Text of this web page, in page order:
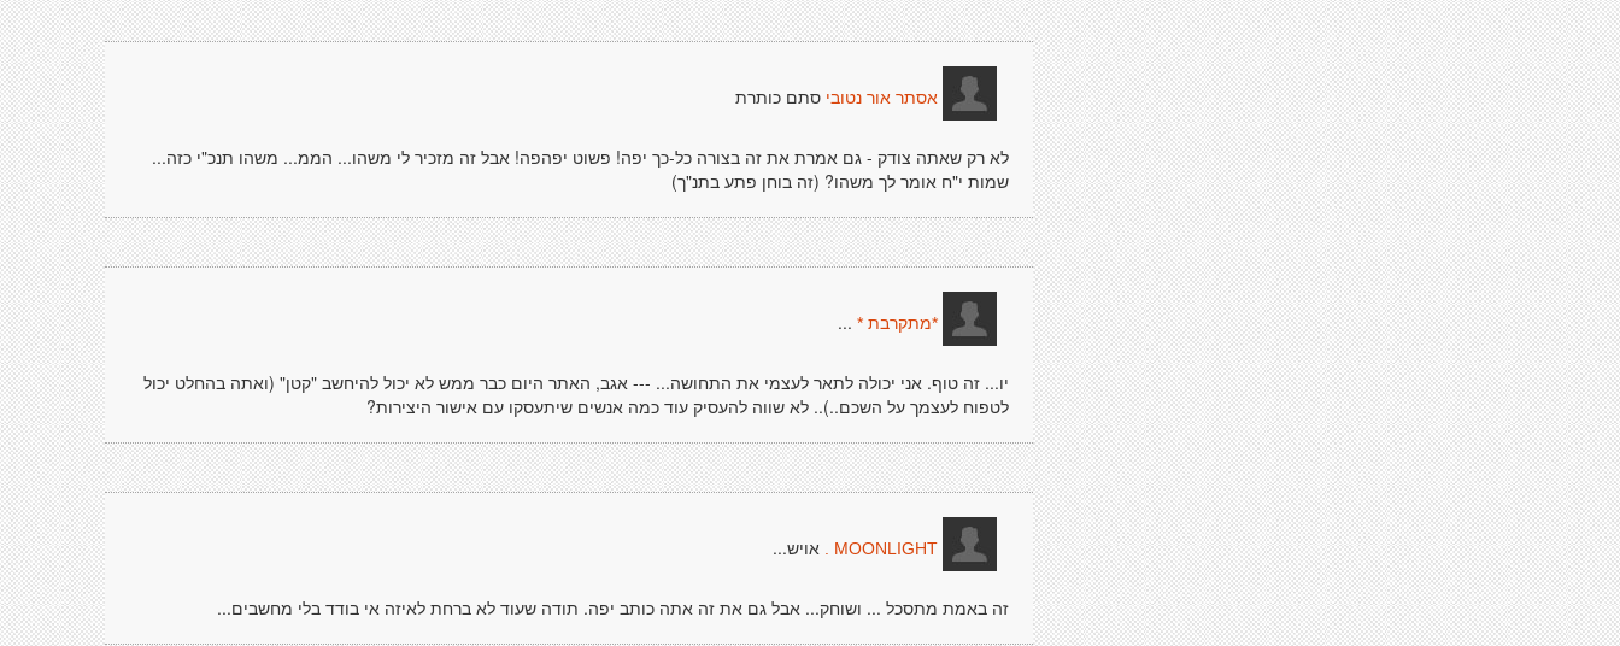
אסתר אור נטובי סתם כותרת
לא רק שאתה צודק - גם אמרת את זה בצורה כל-כך יפה! פשוט יפהפה! אבל זה מזכיר לי משהו... הממ... משהו תנכ"י כזה...
שמות י"ח אומר לך משהו? (זה בוחן פתע בתנ"ך)
*מתקרבת * ...
יו... זה טוף. אני יכולה לתאר לעצמי את התחושה... --- אגב, האתר היום כבר ממש לא יכול להיחשב "קטן" (ואתה בהחלט יכול
לטפוח לעצמך על השכם..).. לא שווה להעסיק עוד כמה אנשים שיתעסקו עם אישור היצירות?
MOONLIGHT . אויש...
זה באמת מתסכל ... ושוחק... אבל גם את זה אתה כותב יפה. תודה שעוד לא ברחת לאיזה אי בודד בלי מחשבים...